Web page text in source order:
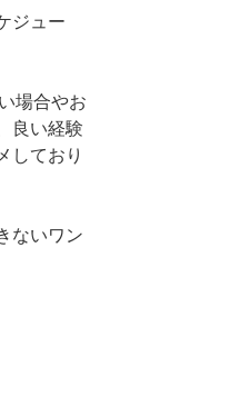
ジュー
場合やお
良い経験
しており
ないワン